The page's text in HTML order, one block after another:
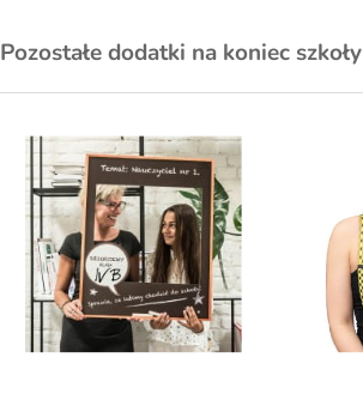
Pozostałe dodatki na koniec szkoły